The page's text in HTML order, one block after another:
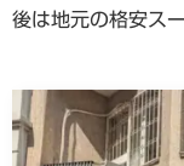
後は地元の格安ス